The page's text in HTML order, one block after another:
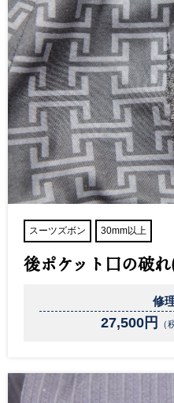
スーツズボン 30mm以上
後ポケット口の破
修
27,500円 （